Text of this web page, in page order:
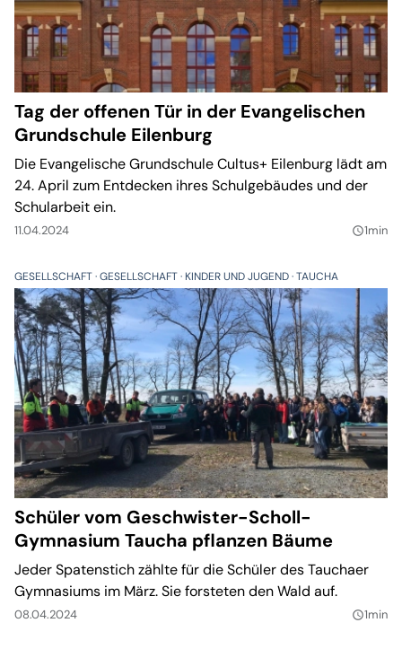
Tag der offenen Tür in der Evangelischen
Grundschule Eilenburg
Die Evangelische Grundschule Cultus+ Eilenburg lädt am
24. April zum Entdecken ihres Schulgebäudes und der
Schularbeit ein.
11.04.2024 query_builder1min
GESELLSCHAFT GESELLSCHAFT KINDER UND JUGEND TAUCHA
Schüler vom Geschwister-Scholl-
Gymnasium Taucha pflanzen Bäume
Jeder Spatenstich zählte für die Schüler des Tauchaer
Gymnasiums im März. Sie forsteten den Wald auf.
08.04.2024 query_builder1min